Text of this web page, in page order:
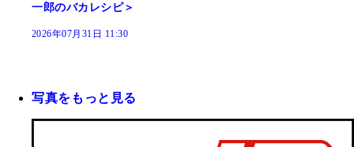
一郎のバカレシピ＞
2026年07月31日 11:30
写真をもっと見る